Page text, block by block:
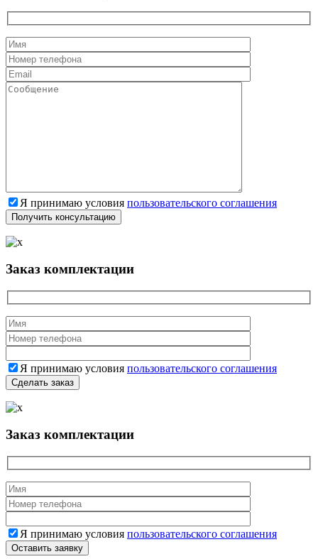
Я принимаю условия пользовательского соглашения
Заказ комплектации
Я принимаю условия пользовательского соглашения
Заказ комплектации
Я принимаю условия пользовательского соглашения